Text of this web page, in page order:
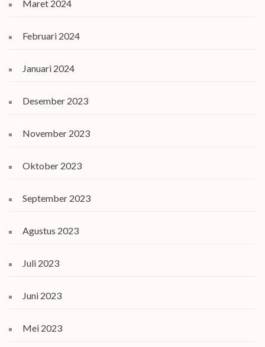
Maret 2024
Februari 2024
Januari 2024
Desember 2023
November 2023
Oktober 2023
September 2023
Agustus 2023
Juli 2023
Juni 2023
Mei 2023